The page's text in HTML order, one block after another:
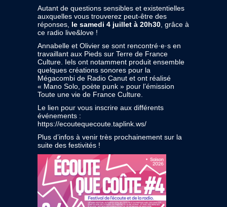
Autant de questions sensibles et existentielles
auxquelles vous trouverez peut-être des
réponses, le samedi 4 juillet à 20h30, grâce à
ce radio live&love !
Annabelle et Olivier se sont rencontré·e·s en
travaillant aux Pieds sur Terre de France
Culture. Iels ont notamment produit ensemble
quelques créations sonores pour la
Mégacombi de Radio Canut et ont réalisé
« Mano Solo, poète punk » pour l’émission
Toute une vie de France Culture.
Le lien pour vous inscrire aux différents
événements :
https://ecoutequecoute.taplink.ws/
Plus d’infos à venir très prochainement sur la
suite des festivités !